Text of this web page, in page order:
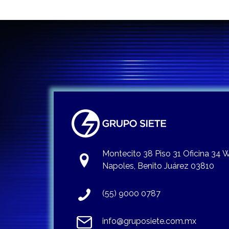
Montecito 38 Piso 31 Oficina 34
Napoles, Benito Juárez 03810
(55) 9000 0787
info@gruposiete.com.mx